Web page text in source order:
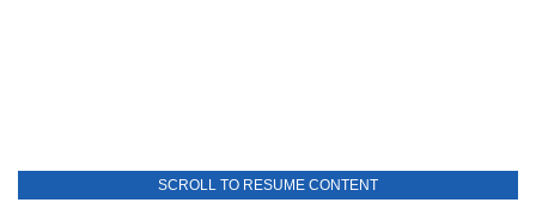
SCROLL TO RESUME CONTENT